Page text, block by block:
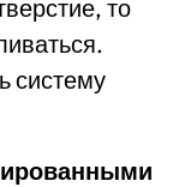
то
систему